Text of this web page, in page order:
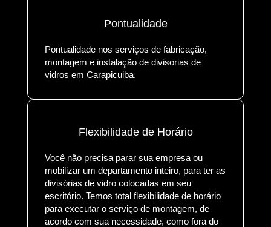
Pontualidade
Pontualidade nos serviços de fabricação,
montagem e instalação de divisorias de
vidros em Carapicuiba.
Flexibilidade de Horário
Você não precisa parar sua empresa ou
mobilizar um departamento inteiro, para ter as
divisórias de vidro colocadas em seu
escritório. Temos total flexibilidade de horário
para executar o serviço de montagem, de
acordo com sua necessidade, como fora do